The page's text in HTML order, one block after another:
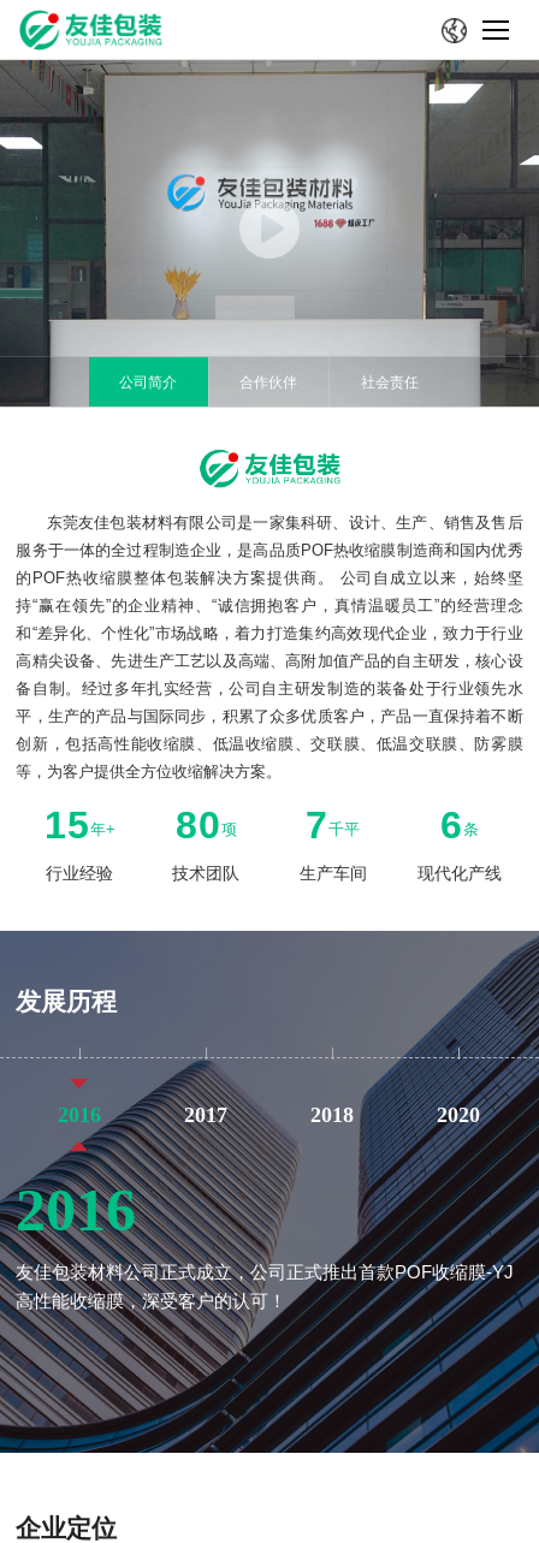
公司简介 合作伙伴 社会责任
东莞友佳包装材料有限公司是一家集科研、设计、生产、销售及售后
服务于一体的全过程制造企业，是高品质POF热收缩膜制造商和国内优秀
的POF热收缩膜整体包装解决方案提供商。 公司自成立以来，始终坚
持“赢在领先”的企业精神、“诚信拥抱客户，真情温暖员工”的经营理念
和“差异化、个性化”市场战略，着力打造集约高效现代企业，致力于行业
高精尖设备、先进生产工艺以及高端、高附加值产品的自主研发，核心设
备自制。经过多年扎实经营，公司自主研发制造的装备处于行业领先水
平，生产的产品与国际同步，积累了众多优质客户，产品一直保持着不断
创新，包括高性能收缩膜、低温收缩膜、交联膜、低温交联膜、防雾膜
等，为客户提供全方位收缩解决方案。
15年+
行业经验
80项
技术团队
7千平
生产车间
6条
现代化产线
发展历程
2016 2017 2018 2020
2016
友佳包装材料公司正式成立，公司正式推出首款POF收缩膜-YJ
高性能收缩膜，深受客户的认可！
企业定位